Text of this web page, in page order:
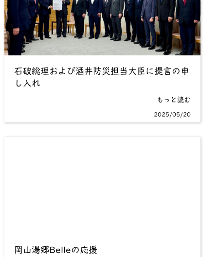
石破総理および酒井防災担当大臣に提言の申
し入れ
もっと読む
2025/05/20
岡山湯郷Belleの応援